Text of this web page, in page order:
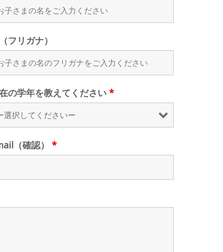
フリガナ）
の学年を教えてください*
（確認）*